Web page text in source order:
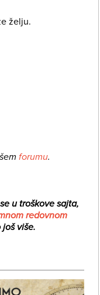
želju.
forumu.
u troškove sajta,
redovnom
više.